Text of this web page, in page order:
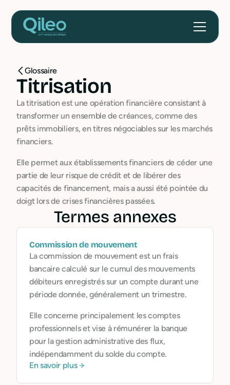
Glossaire
Titrisation
La titrisation est une opération financière consistant à
transformer un ensemble de créances, comme des
prêts immobiliers, en titres négociables sur les marchés
financiers.
Elle permet aux établissements financiers de céder une
partie de leur risque de crédit et de libérer des
capacités de financement, mais a aussi été pointée du
doigt lors de crises financières passées.
Termes annexes
Commission de mouvement
La commission de mouvement est un frais
bancaire calculé sur le cumul des mouvements
débiteurs enregistrés sur un compte durant une
période donnée, généralement un trimestre.
Elle concerne principalement les comptes
professionnels et vise à rémunérer la banque
pour la gestion administrative des flux,
indépendamment du solde du compte.
En savoir plus